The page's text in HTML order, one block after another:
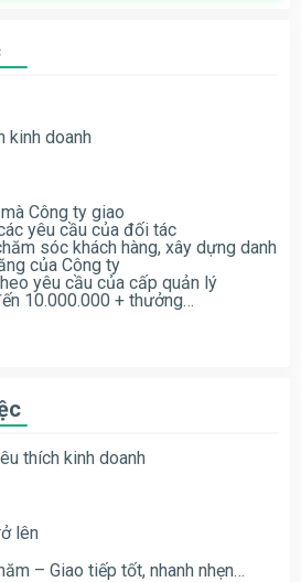
kinh doanh
Công ty giao
yêu cầu của đối tác
sóc khách hàng, xây dựng danh
của Công ty
yêu cầu của cấp quản lý
10.000.000 + thưởng…
thích kinh doanh
lên
– Giao tiếp tốt, nhanh nhẹn…